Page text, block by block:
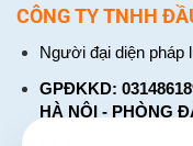
CÔNG TY TNHH
Người đại diện pháp
GPĐKKD:
HÀ NỘI - PHÒNG